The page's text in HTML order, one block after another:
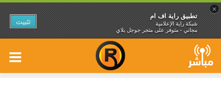
×
تطبيق راية اف ام
شبكة راية الإعلامية
مجاني - متوفر على متجر جوجل بلاي
تثبيت